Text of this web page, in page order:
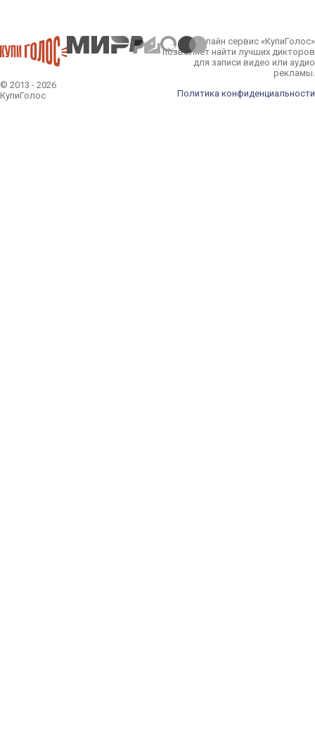
© 2013 - 2026
КупиГолос
Онлайн сервис «КупиГолос»
позволяет найти лучших дикторов
для записи видео или аудио
рекламы.
Политика конфиденциальности